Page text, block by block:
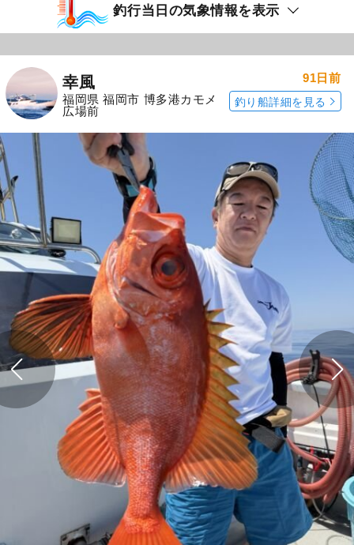
釣行当日の気象情報を表示
幸風
福岡県 福岡市 博多港カモメ
広場前
91日前
釣り船詳細を見る